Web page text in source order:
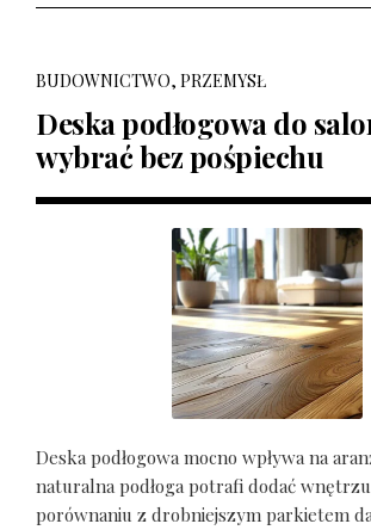
BUDOWNICTWO, PRZEMYSŁ
Deska podłogowa do
wybrać bez pośpiechu
Deska podłogowa mocno wpływa na
naturalna podłoga potrafi dodać
porównaniu z drobniejszym parkietem